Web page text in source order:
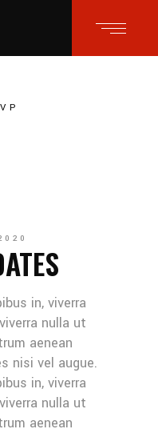
in, viverra
nulla ut
aenean
nisi vel augue.
in, viverra
nulla ut
aenean